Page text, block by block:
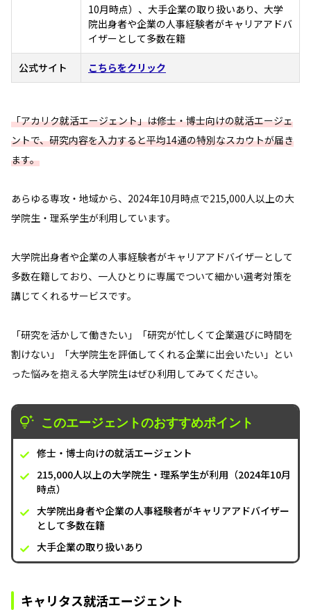
10月時点）、大手企業の取り扱いあり、大学
院出身者や企業の人事経験者がキャリアアドバ
イザーとして多数在籍
公式サイト こちらをクリック
「アカリク就活エージェント」は修士・博士向けの就活エージェ
ントで、研究内容を入力すると平均14通の特別なスカウトが届き
ます。
あらゆる専攻・地域から、2024年10月時点で215,000人以上の大
学院生・理系学生が利用しています。
大学院出身者や企業の人事経験者がキャリアアドバイザーとして
多数在籍しており、一人ひとりに専属でついて細かい選考対策を
講じてくれるサービスです。
「研究を活かして働きたい」「研究が忙しくて企業選びに時間を
割けない」「大学院生を評価してくれる企業に出会いたい」とい
った悩みを抱える大学院生はぜひ利用してみてください。
このエージェントのおすすめポイント
修士・博士向けの就活エージェント
215,000人以上の大学院生・理系学生が利用（2024年10月
時点）
大学院出身者や企業の人事経験者がキャリアアドバイザー
として多数在籍
大手企業の取り扱いあり
キャリタス就活エージェント